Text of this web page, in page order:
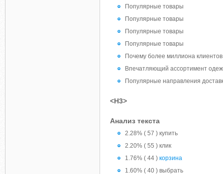
Популярные товары
Популярные товары
Популярные товары
Популярные товары
Почему более миллиона
Впечатляющий ассортимент
Популярные направления
<H3>
Анализ текста
2.28% ( 57 ) купить
2.20% ( 55 ) клик
1.76% ( 44 ) корзина
1.60% ( 40 ) выбрать